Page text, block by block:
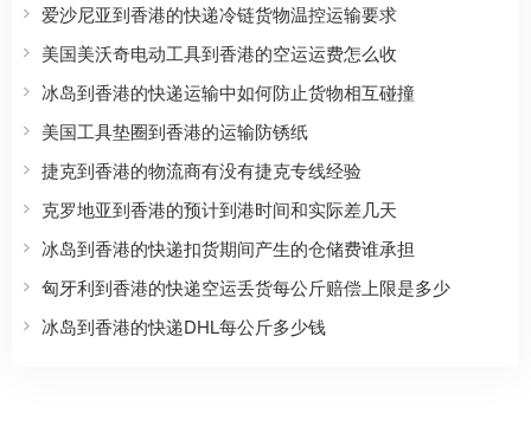
爱沙尼亚到香港的快递冷链货物温控运输要求
美国美沃奇电动工具到香港的空运运费怎么收
冰岛到香港的快递运输中如何防止货物相互碰撞
美国工具垫圈到香港的运输防锈纸
捷克到香港的物流商有没有捷克专线经验
克罗地亚到香港的预计到港时间和实际差几天
冰岛到香港的快递扣货期间产生的仓储费谁承担
匈牙利到香港的快递空运丢货每公斤赔偿上限是多少
冰岛到香港的快递DHL每公斤多少钱